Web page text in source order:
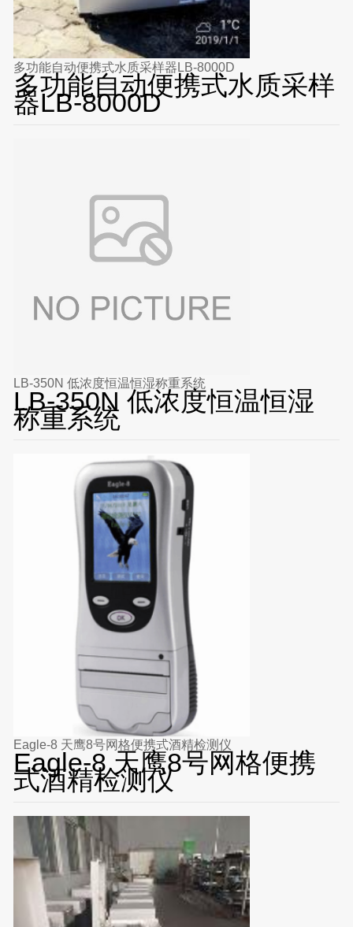
多功能自动便携式水质采样器LB-8000D
多功能自动便携式水质采样
器LB-8000D
LB-350N 低浓度恒温恒湿称重系统
LB-350N 低浓度恒温恒湿
称重系统
Eagle-8 天鹰8号网格便携式酒精检测仪
Eagle-8 天鹰8号网格便携
式酒精检测仪